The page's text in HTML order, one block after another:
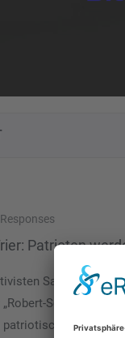
Patrioten
Safet Babic
Schuman-